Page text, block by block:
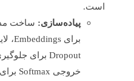
است.
پیاده‌سازی:
خروجی Softmax برای دسته‌بندی احساسات.